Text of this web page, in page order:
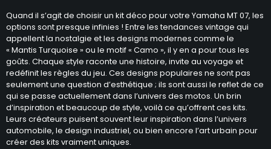
Quand il s’agit de choisir un kit déco pour votre Yamaha MT 07, les
options sont presque infinies ! Entre les tendances vintage qui
appellent la nostalgie et les designs modernes comme le
« Mantis Turquoise » ou le motif « Camo », il y en a pour tous les
goûts. Chaque style raconte une histoire, invite au voyage et
redéfinit les règles du jeu. Ces designs populaires ne sont pas
seulement une question d’esthétique ; ils sont aussi le reflet de ce
qui se passe actuellement dans l’univers des motos. Un brin
d’inspiration et beaucoup de style, voilà ce qu’offrent ces kits.
Leurs créateurs puisent souvent leur inspiration dans l’univers
automobile, le design industriel, ou bien encore l’art urbain pour
créer des kits vraiment uniques.